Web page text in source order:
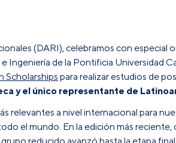
(DARI), celebramos con especial
Ingeniería de la Pontificia Universidad
Scholarships para realizar estudios de
y el único representante de
relevantes a nivel internacional para
el mundo. En la edición más